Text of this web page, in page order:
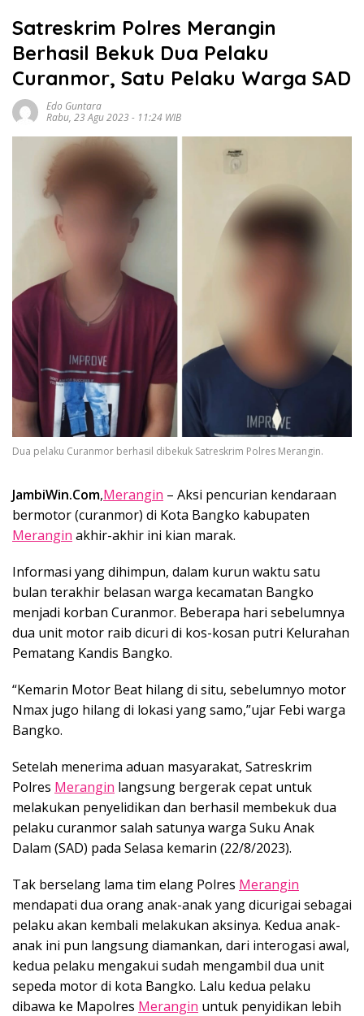
Satreskrim Polres Merangin
Berhasil Bekuk Dua Pelaku
Curanmor, Satu Pelaku Warga SAD
Edo Guntara
Rabu, 23 Agu 2023 - 11:24 WIB
Dua pelaku Curanmor berhasil dibekuk Satreskrim Polres Merangin.
JambiWin.Com,Merangin – Aksi pencurian kendaraan
bermotor (curanmor) di Kota Bangko kabupaten
Merangin akhir-akhir ini kian marak.
Informasi yang dihimpun, dalam kurun waktu satu
bulan terakhir belasan warga kecamatan Bangko
menjadi korban Curanmor. Beberapa hari sebelumnya
dua unit motor raib dicuri di kos-kosan putri Kelurahan
Pematang Kandis Bangko.
“Kemarin Motor Beat hilang di situ, sebelumnyo motor
Nmax jugo hilang di lokasi yang samo,”ujar Febi warga
Bangko.
Setelah menerima aduan masyarakat, Satreskrim
Polres Merangin langsung bergerak cepat untuk
melakukan penyelidikan dan berhasil membekuk dua
pelaku curanmor salah satunya warga Suku Anak
Dalam (SAD) pada Selasa kemarin (22/8/2023).
Tak berselang lama tim elang Polres Merangin
mendapati dua orang anak-anak yang dicurigai sebagai
pelaku akan kembali melakukan aksinya. Kedua anak-
anak ini pun langsung diamankan, dari interogasi awal,
kedua pelaku mengakui sudah mengambil dua unit
sepeda motor di kota Bangko. Lalu kedua pelaku
dibawa ke Mapolres Merangin untuk penyidikan lebih